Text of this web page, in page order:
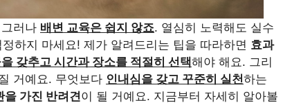
러나 배변 교육은 쉽지 않죠. 열심히 노력해도 실수
하지 마세요! 제가 알려드리는 팁을 따라하면 효과
갖추고 시간과 장소를 적절히 선택해야 해요. 그리
거예요. 무엇보다 인내심을 갖고 꾸준히 실천하는
을 가진 반려견이 될 거예요. 지금부터 자세히 알아볼